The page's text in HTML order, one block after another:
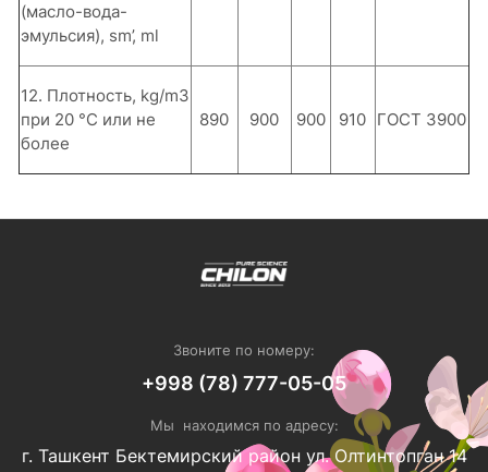
(масло-вода-
эмульсия), sm’, ml
12. Плотность, kg/m3
при 20 °С или не
более
890 900 900 910 ГОСТ 3900
Звоните по номеру:
+998 (78) 777-05-05
Мы находимся по адресу:
г. Ташкент Бектемирский район ул. Олтинтопган 14